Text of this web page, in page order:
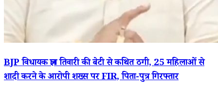
BJP विधायक ज्ञान तिवारी की बेटी से कथित ठगी, 25 महिलाओं से
शादी करने के आरोपी शख्स पर FIR, पिता-पुत्र गिरफ्तार